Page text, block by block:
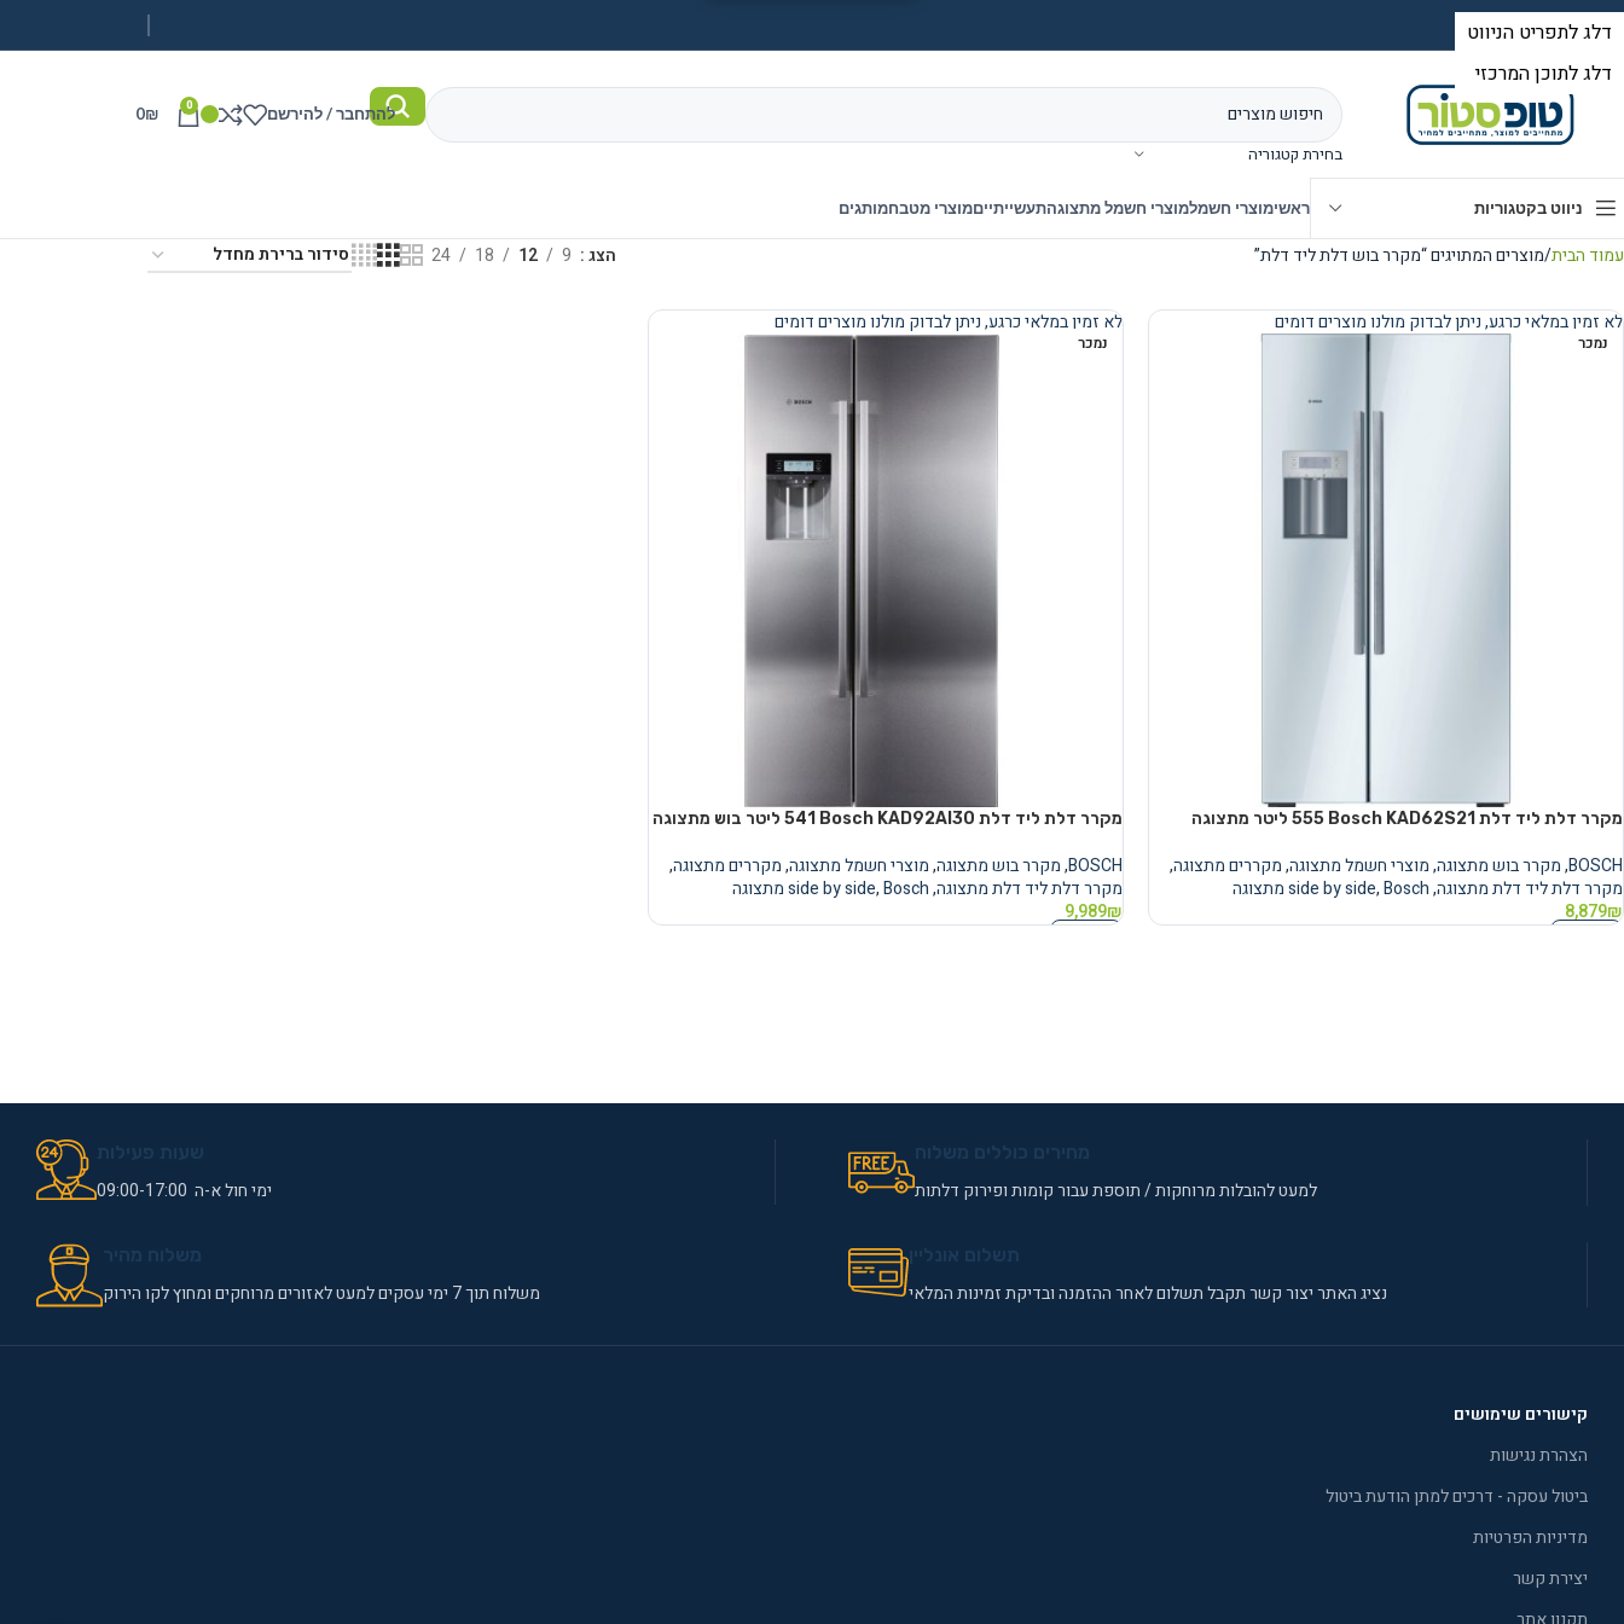
בחירת קטגוריה
להתחבר / להירשם 0
0₪
ניווט בקטגוריות ראשימוצרי חשמלמוצרי חשמל מתצוגהתעשייתייםמוצרי מטבחמותגים
עמוד הבית מוצרים המתויגים “מקרר בוש דלת ליד דלת” הצג 9
12
18
24
נמכר
לא זמין במלאי כרגע, ניתן לבדוק מולנו מוצרים דומים
מקרר דלת ליד דלת Bosch KAD62S21 ‏555 ‏ליטר מתצוגה
BOSCH
,מקרר בוש מתצוגה,מוצרי חשמל מתצוגה,מקררים מתצוגה,
מקרר דלת ליד דלת מתצוגה,
side by side,Bosch מתצוגה
8,879₪
מידע נוסף
נמכר
לא זמין במלאי כרגע, ניתן לבדוק מולנו מוצרים דומים
מקרר ‏דלת ליד דלת Bosch KAD92AI30 ‏541 ‏ליטר בוש מתצוגה
BOSCH
,מקרר בוש מתצוגה,מוצרי חשמל מתצוגה,מקררים מתצוגה,
מקרר דלת ליד דלת מתצוגה,
side by side,Bosch מתצוגה
9,989₪
מידע נוסף
למעט להובלות מרוחקות / תוספת עבור קומות ופירוק דלתות ימי חול א-ה 09:00-17:00
נציג האתר יצור קשר תקבל תשלום לאחר ההזמנה ובדיקת זמינות המלאי משלוח תוך 7 ימי עסקים למעט לאזורים מרוחקים ומחוץ לקו הירוק
קישורים שימושים
הצהרת נגישות
ביטול עסקה - דרכים למתן הודעת ביטול
מדיניות הפרטיות
יצירת קשר